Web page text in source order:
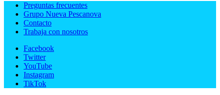
Preguntas frecuentes
Grupo Nueva Pescanova
Contacto
Trabaja con nosotros
Facebook
Twitter
YouTube
Instagram
TikTok